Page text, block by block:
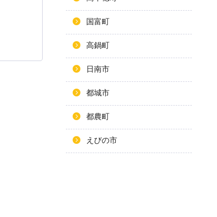
国富町
高鍋町
日南市
都城市
都農町
えびの市